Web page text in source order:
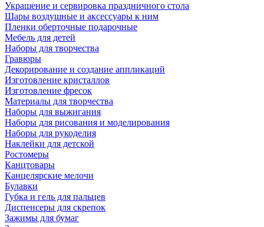
Украшение и сервировка праздничного стола
Шары воздушные и аксессуары к ним
Пленки оберточные подарочные
Мебель для детей
Наборы для творчества
Гравюры
Декорирование и создание аппликаций
Изготовление кристаллов
Изготовление фресок
Материалы для творчества
Наборы для выжигания
Наборы для рисования и моделирования
Наборы для рукоделия
Наклейки для детской
Ростомеры
Канцтовары
Канцелярские мелочи
Булавки
Губка и гель для пальцев
Диспенсеры для скрепок
Зажимы для бумаг